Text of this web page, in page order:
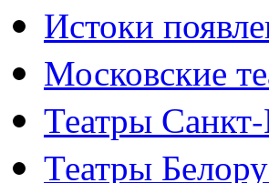
Истоки
Московские
Театры
Театры